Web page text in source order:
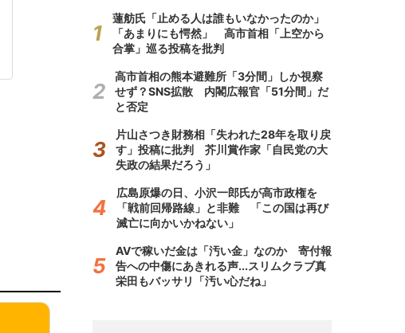
蓮舫氏「止める人は誰もいなかったのか」
「あまりにも愕然」 高市首相「上空から
合掌」巡る投稿を批判
高市首相の熊本避難所「3分間」しか視察
せず？SNS拡散 内閣広報官「51分間」だ
と否定
片山さつき財務相「失われた28年を取り戻
す」投稿に批判 芥川賞作家「自民党の大
失政の結果だろう」
広島原爆の日、小沢一郎氏が高市政権を
「戦前回帰路線」と非難 「この国は再び
滅亡に向かいかねない」
AVで稼いだ金は「汚い金」なのか 寄付報
告への中傷にあきれる声...スリムクラブ真
栄田もバッサリ「汚い心だね」